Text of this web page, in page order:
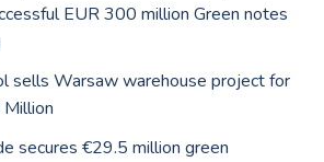
EUR 300 million Green notes
sells Warsaw warehouse project for
secures €29.5 million green